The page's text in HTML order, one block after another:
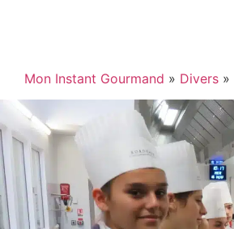
Mon Instant Gourmand » Divers »